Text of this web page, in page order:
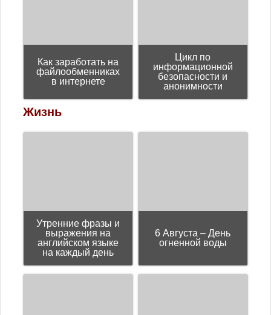
Как заработать на
файлообменниках
в интернете
Цикл пo
информационной
безопасности и
анонимности
Жизнь
Утренние фразы и
выражения на
английском языке
на каждый день
6 Августа – День
огненной воды